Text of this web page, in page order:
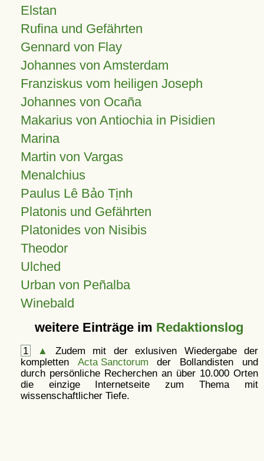
Elstan
Rufina und Gefährten
Gennard von Flay
Johannes von Amsterdam
Franziskus vom heiligen Joseph
Johannes von Ocaña
Makarius von Antiochia in Pisidien
Marina
Martin von Vargas
Menalchius
Paulus Lê Bảo Tịnh
Platonis und Gefährten
Platonides von Nisibis
Theodor
Ulched
Urban von Peñalba
Winebald
weitere Einträge im Redaktionslog
1 ▲
Zudem mit der exlusiven Wiedergabe der
kompletten Acta Sanctorum der Bollandisten und
durch persönliche Recherchen an über 10.000 Orten
die einzige Internetseite zum Thema mit
wissenschaftlicher Tiefe.